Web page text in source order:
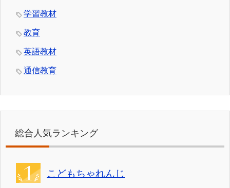
学習教材
教育
英語教材
通信教育
総合人気ランキング
こどもちゃれんじ